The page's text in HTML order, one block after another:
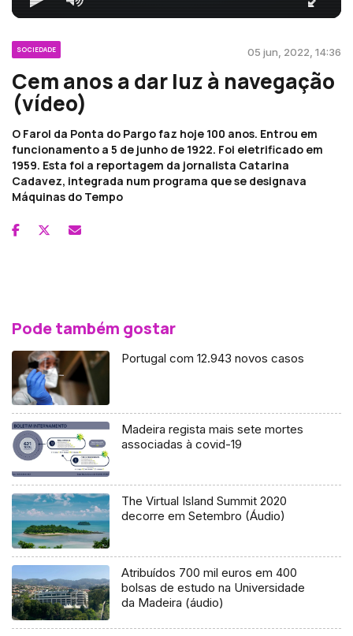
SOCIEDADE 05 jun, 2022, 14:36
Cem anos a dar luz à navegação
(vídeo)
O Farol da Ponta do Pargo faz hoje 100 anos. Entrou em
funcionamento a 5 de junho de 1922. Foi eletrificado em
1959. Esta foi a reportagem da jornalista Catarina
Cadavez, integrada num programa que se designava
Máquinas do Tempo
Pode também gostar
Portugal com 12.943 novos casos
Madeira regista mais sete mortes
associadas à covid-19
The Virtual Island Summit 2020
decorre em Setembro (Áudio)
Atribuídos 700 mil euros em 400
bolsas de estudo na Universidade
da Madeira (áudio)